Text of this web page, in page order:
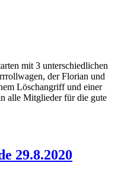
mit 3 unterschiedlichen
der Florian und
Löschangriff und einer
alle Mitglieder für die gute
29.8.2020